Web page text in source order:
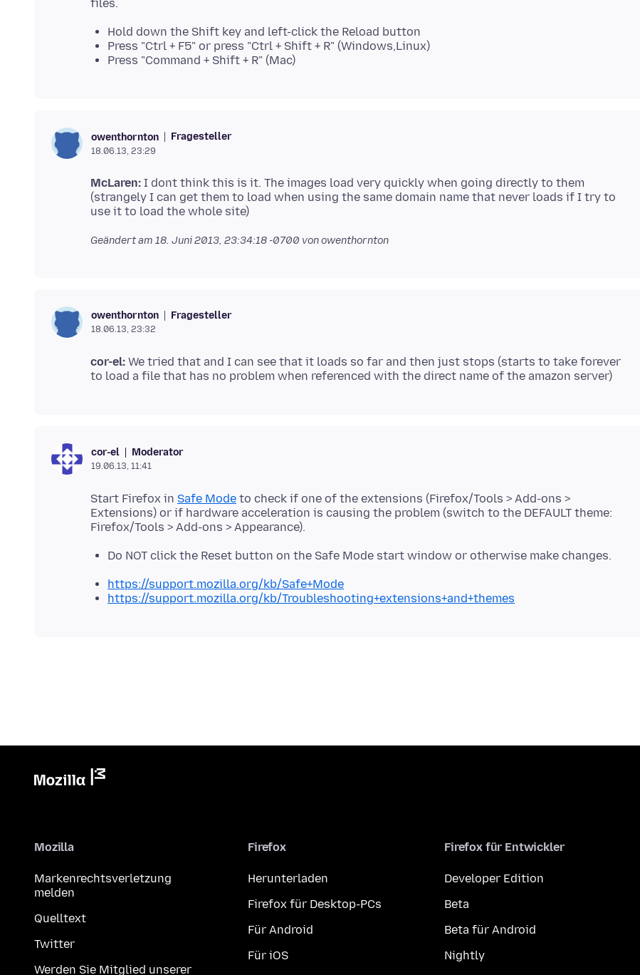
Hold down the Shift key and left-click the Reload button
Press "Ctrl + F5" or press "Ctrl + Shift + R" (Windows,Linux)
Press "Command + Shift + R" (Mac)
owenthornton Fragesteller
18.06.13, 23:29
McLaren: I dont think this is it. The images load very quickly when going directly to them
(strangely I can get them to load when using the same domain name that never loads if I try to
Geändert am 18. Juni 2013, 23:34:18 -0700 von owenthornton
owenthornton Fragesteller
18.06.13, 23:32
cor-el: We tried that and I can see that it loads so far and then just stops (starts to take forever
cor-el Moderator
19.06.13, 11:41
Start Firefox in Safe Mode to check if one of the extensions (Firefox/Tools > Add-ons >
Extensions) or if hardware acceleration is causing the problem (switch to the DEFAULT theme:
Do NOT click the Reset button on the Safe Mode start window or otherwise make changes.
https://support.mozilla.org/kb/Safe+Mode
https://support.mozilla.org/kb/Troubleshooting+extensions+and+themes
Mozilla
Markenrechtsverletzung
melden
Quelltext
Twitter
Werden Sie Mitglied unserer
Firefox
Herunterladen
Firefox für Desktop-PCs
Für Android
Für iOS
Firefox für Entwickler
Developer Edition
Beta
Beta für Android
Nightly